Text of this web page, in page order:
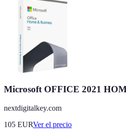
Microsoft OFFICE 2021
nextdigitalkey.com
105 EURVer el precio